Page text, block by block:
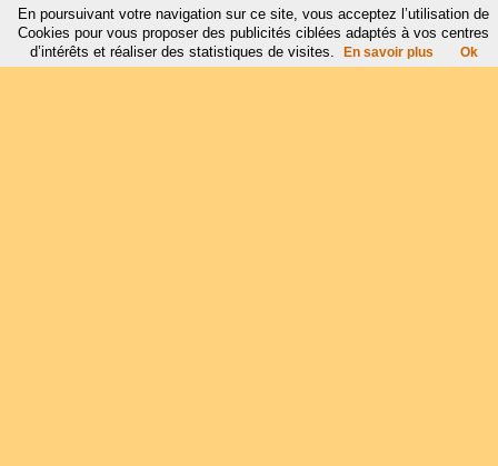
En poursuivant votre navigation sur ce site, vous acceptez l’utilisation de
Cookies pour vous proposer des publicités ciblées adaptés à vos centres
d’intérêts et réaliser des statistiques de visites.
En savoir plus Ok